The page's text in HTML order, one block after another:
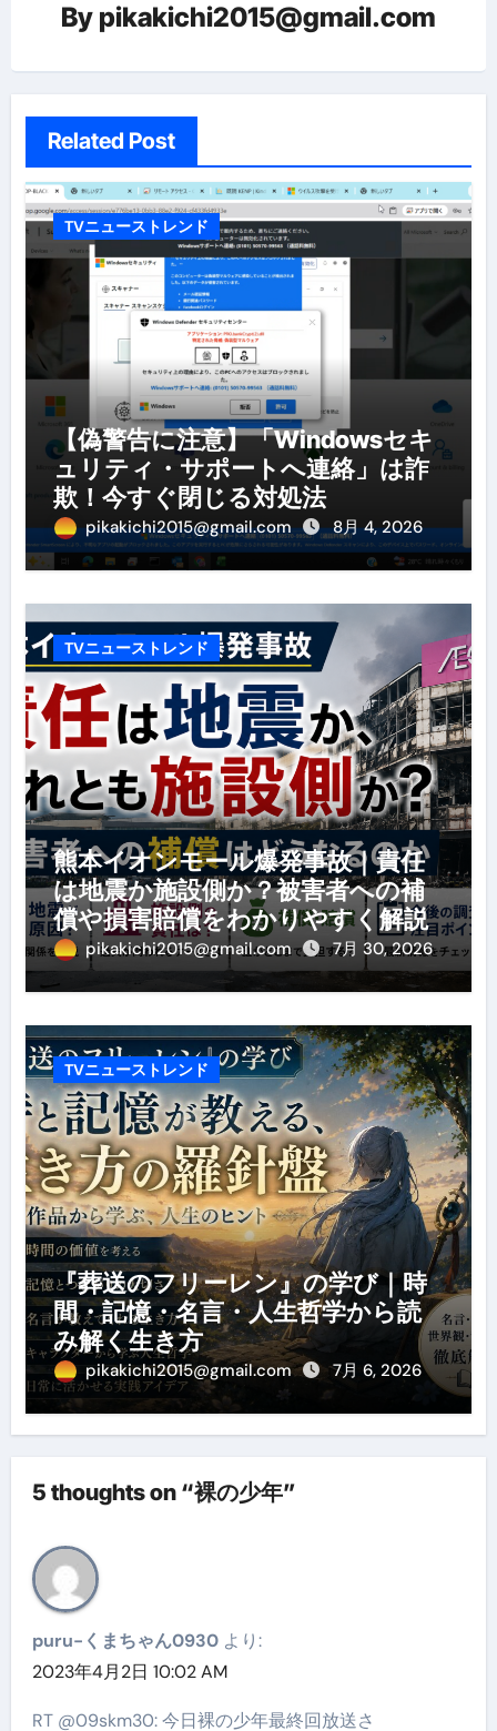
シ
ョ
ン
By pikakichi2015@gmail.com
Related Post
TVニューストレンド
【偽警告に注意】「Windowsセキ
ュリティ・サポートへ連絡」は詐
欺！今すぐ閉じる対処法
pikakichi2015@gmail.com 8月 4, 2026
TVニューストレンド
熊本イオンモール爆発事故｜責任
は地震か施設側か？被害者への補
償や損害賠償をわかりやすく解説
pikakichi2015@gmail.com 7月 30, 2026
TVニューストレンド
『葬送のフリーレン』の学び｜時
間・記憶・名言・人生哲学から読
み解く生き方
pikakichi2015@gmail.com 7月 6, 2026
5 thoughts on “裸の少年”
puru-くまちゃん0930 より:
2023年4月2日 10:02 AM
RT @09skm30: 今日裸の少年最終回放送さ